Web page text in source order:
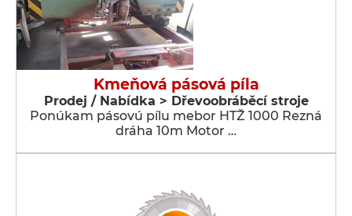
Kmeňová pásová píla
Prodej / Nabídka > Dřevoobráběcí stroje
Ponúkam pásovú pílu mebor HTŽ 1000 Rezná
dráha 10m Motor …